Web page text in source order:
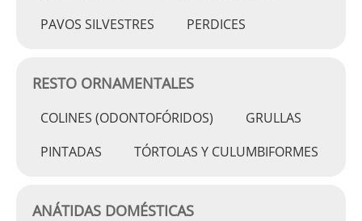
PAVOS SILVESTRES
PERDICES
RESTO ORNAMENTALES
COLINES (ODONTOFÓRIDOS)
GRULLAS
PINTADAS
TÓRTOLAS Y CULUMBIFORMES
ANÁTIDAS DOMÉSTICAS